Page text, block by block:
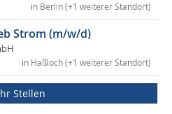
in Berlin (+1 weiterer Standort)
Strom (m/w/d)
in Haßloch (+1 weiterer Standort)
Stellen